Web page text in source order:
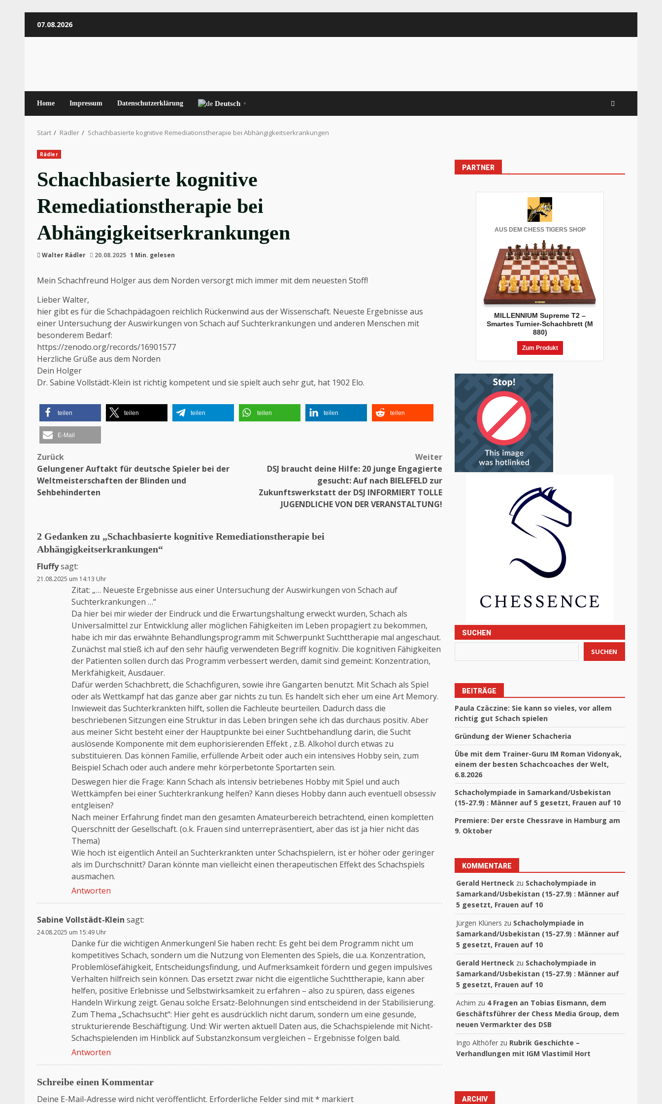
Inhalt07.08.2026
Home Impressum Datenschutzerklärung Deutsch ▼
Start Rädler Schachbasierte kognitive Remediationstherapie bei Abhängigkeitserkrankungen
Rädler
Schachbasierte kognitive
Remediationstherapie bei
Abhängigkeitserkrankungen
Walter Rädler 20.08.2025 1 Min. gelesen
Mein Schachfreund Holger aus dem Norden versorgt mich immer mit dem neuesten Stoff!
Lieber Walter,
hier gibt es für die Schachpädagoen reichlich Rückenwind aus der Wissenschaft. Neueste Ergebnisse aus
einer Untersuchung der Auswirkungen von Schach auf Suchterkrankungen und anderen Menschen mit
besonderem Bedarf:
https://zenodo.org/records/16901577
Herzliche Grüße aus dem Norden
Dein Holger
Dr. Sabine Vollstädt-Klein ist richtig kompetent und sie spielt auch sehr gut, hat 1902 Elo.
teilen teilen teilen teilen teilen teilen
E-Mail
Beitragsnavigation
Zurück
Gelungener Auftakt für deutsche Spieler bei der
Weltmeisterschaften der Blinden und
Sehbehinderten
Weiter
DSJ braucht deine Hilfe: 20 junge Engagierte
gesucht: Auf nach BIELEFELD zur
Zukunftswerkstatt der DSJ INFORMIERT TOLLE
JUGENDLICHE VON DER VERANSTALTUNG!
2 Gedanken zu „Schachbasierte kognitive Remediationstherapie bei
Abhängigkeitserkrankungen“
Fluffysagt:
21.08.2025 um 14:13 Uhr
Zitat: „… Neueste Ergebnisse aus einer Untersuchung der Auswirkungen von Schach auf
Suchterkrankungen …“
Da hier bei mir wieder der Eindruck und die Erwartungshaltung erweckt wurden, Schach als
Universalmittel zur Entwicklung aller möglichen Fähigkeiten im Leben propagiert zu bekommen,
habe ich mir das erwähnte Behandlungsprogramm mit Schwerpunkt Suchttherapie mal angeschaut.
Zunächst mal stieß ich auf den sehr häufig verwendeten Begriff kognitiv. Die kognitiven Fähigkeiten
der Patienten sollen durch das Programm verbessert werden, damit sind gemeint: Konzentration,
Merkfähigkeit, Ausdauer.
Dafür werden Schachbrett, die Schachfiguren, sowie ihre Gangarten benutzt. Mit Schach als Spiel
oder als Wettkampf hat das ganze aber gar nichts zu tun. Es handelt sich eher um eine Art Memory.
Inwieweit das Suchterkrankten hilft, sollen die Fachleute beurteilen. Dadurch dass die
beschriebenen Sitzungen eine Struktur in das Leben bringen sehe ich das durchaus positiv. Aber
aus meiner Sicht besteht einer der Hauptpunkte bei einer Suchtbehandlung darin, die Sucht
auslösende Komponente mit dem euphorisierenden Effekt , z.B. Alkohol durch etwas zu
substituieren. Das können Familie, erfüllende Arbeit oder auch ein intensives Hobby sein, zum
Beispiel Schach oder auch andere mehr körperbetonte Sportarten sein.
Deswegen hier die Frage: Kann Schach als intensiv betriebenes Hobby mit Spiel und auch
Wettkämpfen bei einer Suchterkrankung helfen? Kann dieses Hobby dann auch eventuell obsessiv
entgleisen?
Nach meiner Erfahrung findet man den gesamten Amateurbereich betrachtend, einen kompletten
Querschnitt der Gesellschaft. (o.k. Frauen sind unterrepräsentiert, aber das ist ja hier nicht das
Thema)
Wie hoch ist eigentlich Anteil an Suchterkrankten unter Schachspielern, ist er höher oder geringer
als im Durchschnitt? Daran könnte man vielleicht einen therapeutischen Effekt des Schachspiels
ausmachen.
Antworten
Sabine Vollstädt-Klein sagt:
24.08.2025 um 15:49 Uhr
Danke für die wichtigen Anmerkungen! Sie haben recht: Es geht bei dem Programm nicht um
kompetitives Schach, sondern um die Nutzung von Elementen des Spiels, die u.a. Konzentration,
Problemlösefähigkeit, Entscheidungsfindung, und Aufmerksamkeit fördern und gegen impulsives
Verhalten hilfreich sein können. Das ersetzt zwar nicht die eigentliche Suchttherapie, kann aber
helfen, positive Erlebnisse und Selbstwirksamkeit zu erfahren – also zu spüren, dass eigenes
Handeln Wirkung zeigt. Genau solche Ersatz-Belohnungen sind entscheidend in der Stabilisierung.
Zum Thema „Schachsucht“: Hier geht es ausdrücklich nicht darum, sondern um eine gesunde,
strukturierende Beschäftigung. Und: Wir werten aktuell Daten aus, die Schachspielende mit Nicht-
Schachspielenden im Hinblick auf Substanzkonsum vergleichen – Ergebnisse folgen bald.
Antworten
Schreibe einen Kommentar
Deine E-Mail-Adresse wird nicht veröffentlicht. Erforderliche Felder sind mit* markiert
PARTNER
AUS DEM CHESS TIGERS SHOP
MILLENNIUM Supreme T2 –
Smartes Turnier-Schachbrett (M
880)
Zum Produkt
SUCHEN
SUCHEN
BEITRÄGE
Paula Czäczine: Sie kann so vieles, vor allem
richtig gut Schach spielen
Gründung der Wiener Schacheria
Übe mit dem Trainer-Guru IM Roman Vidonyak,
einem der besten Schachcoaches der Welt,
6.8.2026
Schacholympiade in Samarkand/Usbekistan
(15-27.9) : Männer auf 5 gesetzt, Frauen auf 10
Premiere: Der erste Chessrave in Hamburg am
9. Oktober
KOMMENTARE
Gerald Hertneck zu Schacholympiade in
Samarkand/Usbekistan (15-27.9) : Männer auf
5 gesetzt, Frauen auf 10
Jürgen Klüners zu Schacholympiade in
Samarkand/Usbekistan (15-27.9) : Männer auf
5 gesetzt, Frauen auf 10
Gerald Hertneck zu Schacholympiade in
Samarkand/Usbekistan (15-27.9) : Männer auf
5 gesetzt, Frauen auf 10
Achim zu 4 Fragen an Tobias Eismann, dem
Geschäftsführer der Chess Media Group, dem
neuen Vermarkter des DSB
Ingo Althöfer zu Rubrik Geschichte –
Verhandlungen mit IGM Vlastimil Hort
ARCHIV